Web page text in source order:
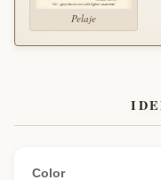
Pelaje
Color